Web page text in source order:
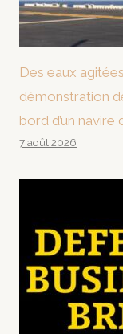
Des eaux
démonstration
bord d’un navire
7 août 2026